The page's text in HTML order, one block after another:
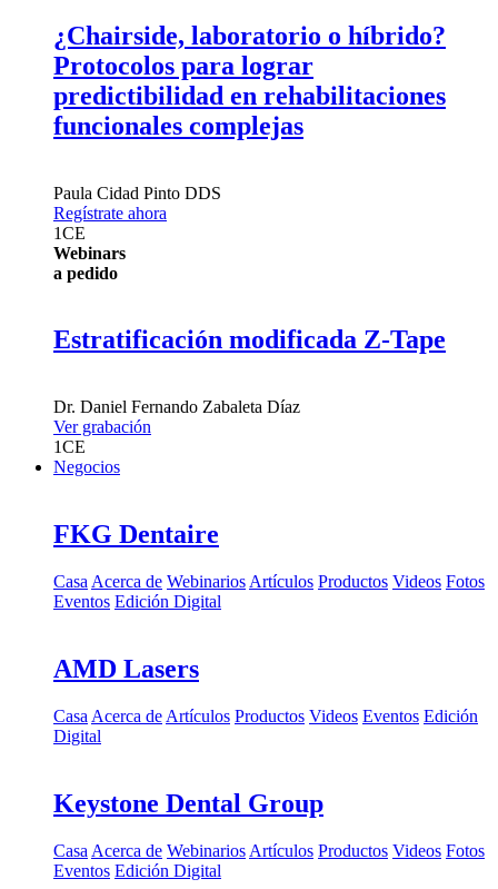
¿Chairside, laboratorio o híbrido?
Protocolos para lograr
predictibilidad en rehabilitaciones
funcionales complejas
Paula Cidad Pinto DDS
Regístrate ahora
1CE
Webinars
a pedido
Estratificación modificada Z-Tape
Dr. Daniel Fernando Zabaleta Díaz
Ver grabación
1CE
Negocios
FKG Dentaire
Casa Acerca de Webinarios Artículos Productos Videos Fotos
Eventos Edición Digital
AMD Lasers
Casa Acerca de Artículos Productos Videos Eventos Edición
Digital
Keystone Dental Group
Casa Acerca de Webinarios Artículos Productos Videos Fotos
Eventos Edición Digital